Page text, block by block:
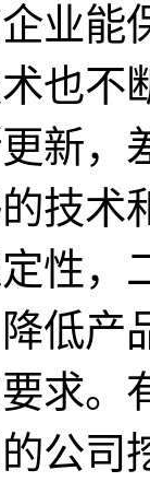
业能
也不
新，
技术
性，
低产
求。
公司